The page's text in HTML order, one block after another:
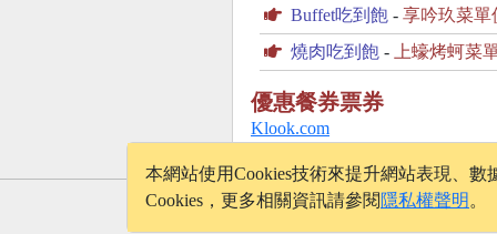
Buffet吃到飽 - 享吟玖菜單
燒肉吃到飽 - 上蠔烤蚵菜
優惠餐券票券
Klook.com
© 2026 - onelife.tw
本網站使用Cookies技術來提升網站表現、
Cookies，更多相關資訊請參閱 隱私權聲明 。